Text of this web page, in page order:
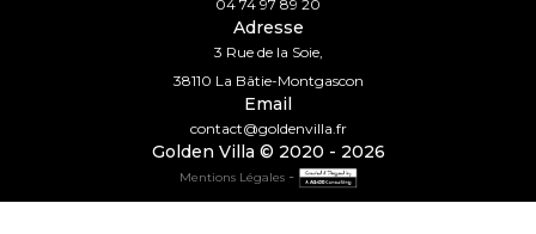
04 74 97 89 20
Adresse
3 Rue de la Soie,
38110 La Bâtie-Montgascon
Email
contact@goldenvilla.fr
Golden Villa © 2020 - 2026
Mentions Légales-